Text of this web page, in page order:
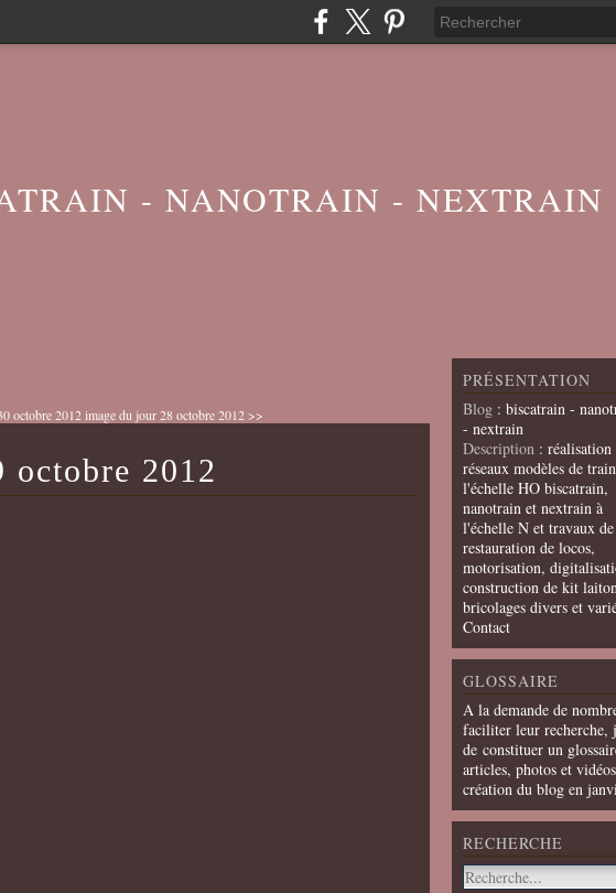
- NANOTRAIN - NEXTRAIN
octobre 2012 image du jour 28 octobre 2012 >>
octobre 2012
PRÉSENTATION
Blog : biscatrain -
- nextrain
Description : réalisation
réseaux modèles de
l'échelle HO biscatrain,
nanotrain et nextrain à
l'échelle N et travaux de
restauration de locos,
motorisation,
construction de kit
bricolages divers et
Contact
GLOSSAIRE
A la demande de
faciliter leur recherche,
de constituer un
articles, photos et
création du blog en
RECHERCHE